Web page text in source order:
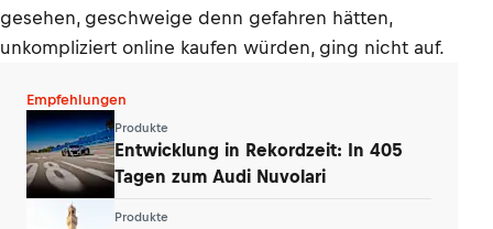
gesehen, geschweige denn gefahren hätten,
unkompliziert online kaufen würden, ging nicht auf.
Empfehlungen
Produkte
Entwicklung in Rekordzeit: In 405
Tagen zum Audi Nuvolari
Produkte